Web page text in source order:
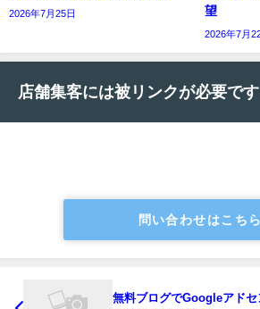
2026年7月25日
望
2026年7月
店舗集客には被リンクが必要です
問い合わせはこちら
無料ブログでGoogleアド